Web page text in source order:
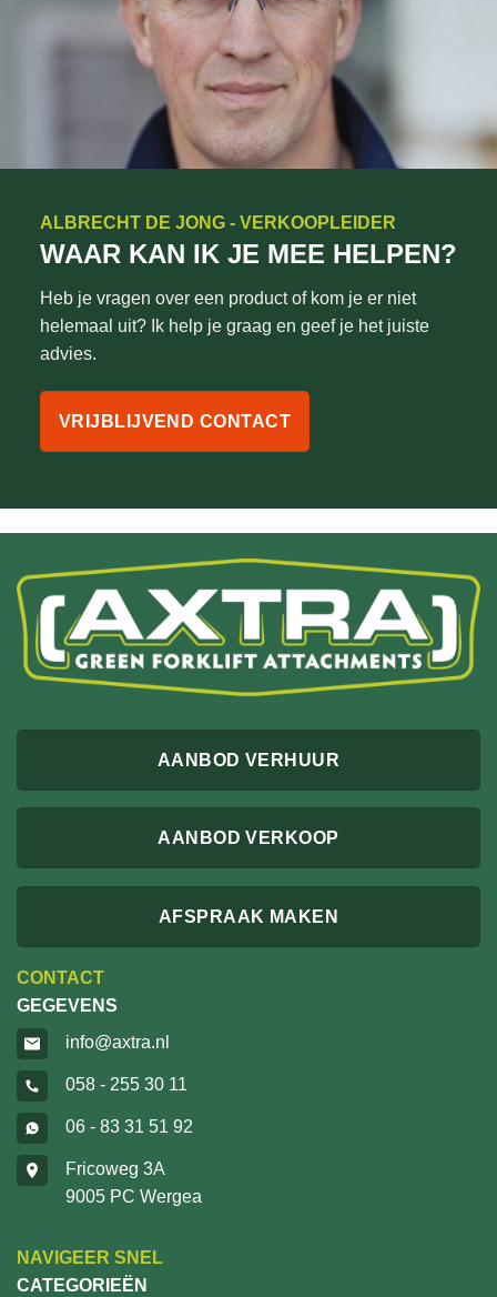
ALBRECHT DE JONG - VERKOOPLEIDER
WAAR KAN IK JE MEE HELPEN?
Heb je vragen over een product of kom je er niet
helemaal uit? Ik help je graag en geef je het juiste
advies.
VRIJBLIJVEND CONTACT
AANBOD VERHUUR
AANBOD VERKOOP
AFSPRAAK MAKEN
CONTACT
GEGEVENS
info@axtra.nl
058 - 255 30 11
06 - 83 31 51 92
Fricoweg 3A
9005 PC Wergea
NAVIGEER SNEL
CATEGORIEËN